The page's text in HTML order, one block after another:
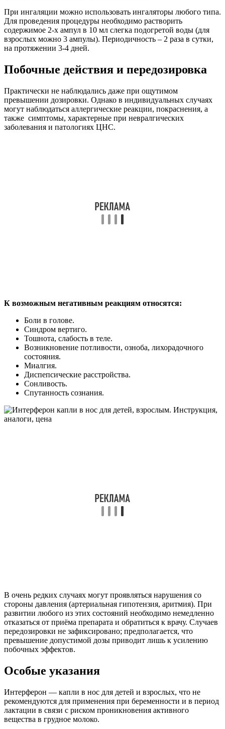
При ингаляции можно использовать ингаляторы любого типа.
Для проведения процедуры необходимо растворить
содержимое 2-х ампул в 10 мл слегка подогретой воды (для
взрослых можно 3 ампулы). Периодичность – 2 раза в сутки,
на протяжении 3-4 дней.
Побочные действия и передозировка
Практически не наблюдались даже при ощутимом
превышении дозировки. Однако в индивидуальных случаях
могут наблюдаться аллергические реакции, покраснения, а
также симптомы, характерные при невралгических
заболевания и патологиях ЦНС.
К возможным негативным реакциям относятся:
Боли в голове.
Синдром вертиго.
Тошнота, слабость в теле.
Возникновение потливости, озноба, лихорадочного
состояния.
Миалгия.
Диспепсические расстройства.
Сонливость.
Спутанность сознания.
В очень редких случаях могут проявляться нарушения со
стороны давления (артериальная гипотензия, аритмия). При
развитии любого из этих состояний необходимо немедленно
отказаться от приёма препарата и обратиться к врачу. Случаев
передозировки не зафиксировано; предполагается, что
превышение допустимой дозы приводит лишь к усилению
побочных эффектов.
Особые указания
Интерферон — капли в нос для детей и взрослых, что не
рекомендуются для применения при беременности и в период
лактации в связи с риском проникновения активного
вещества в грудное молоко.